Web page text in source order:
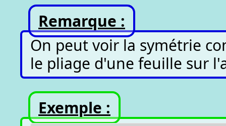
Remarque :
On peut voir la symétrie
le pliage d'une feuille sur
Exemple :